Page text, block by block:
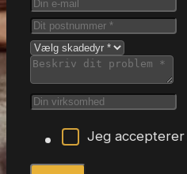
Jeg accepterer